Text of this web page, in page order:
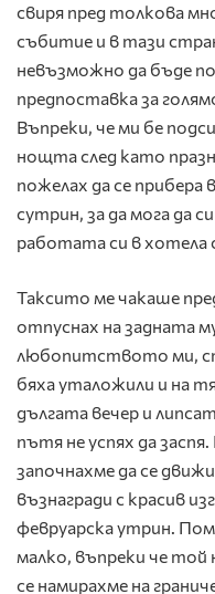
свиря пред толкова
събитие и в тази
невъзможно да бъде
предпоставка за
Въпреки, че ми бе
нощта след като
пожелах да се прибера
сутрин, за да мога да
работата си в хотела
Таксито ме чакаше
отпуснах на задната
любопитството ми,
бяха уталожили и на
дългата вечер и
пътя не успях да
започнахме да се
възнагради с красив
февруарска утрин.
малко, въпреки че
се намирахме на